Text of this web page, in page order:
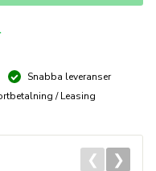
Snabba leveranser
/ Leasing
❮ ❯